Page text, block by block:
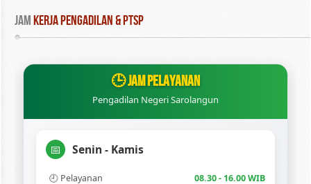
Jam Kerja Pengadilan & PTSP
🕒 JAM PELAYANAN
Pengadilan Negeri Sarolangun
📅 Senin - Kamis
🕘 Pelayanan 08.30 - 16.00 WIB